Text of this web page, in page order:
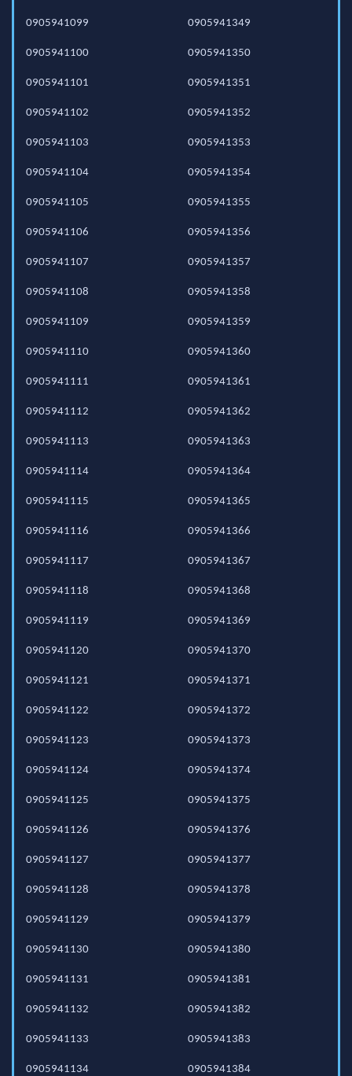
0905941099
0905941100
0905941101
0905941102
0905941103
0905941104
0905941105
0905941106
0905941107
0905941108
0905941109
0905941110
0905941111
0905941112
0905941113
0905941114
0905941115
0905941116
0905941117
0905941118
0905941119
0905941120
0905941121
0905941122
0905941123
0905941124
0905941125
0905941126
0905941127
0905941128
0905941129
0905941130
0905941131
0905941132
0905941133
0905941134
0905941349
0905941350
0905941351
0905941352
0905941353
0905941354
0905941355
0905941356
0905941357
0905941358
0905941359
0905941360
0905941361
0905941362
0905941363
0905941364
0905941365
0905941366
0905941367
0905941368
0905941369
0905941370
0905941371
0905941372
0905941373
0905941374
0905941375
0905941376
0905941377
0905941378
0905941379
0905941380
0905941381
0905941382
0905941383
0905941384